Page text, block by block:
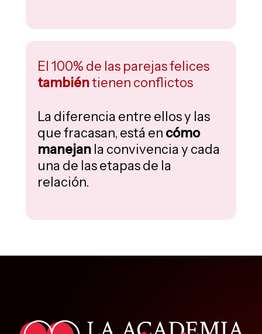
El 100% de las parejas felices
tambiéntienen conflictos
La diferencia entre ellos y las
que fracasan, está en cómo
manejan la convivencia y cada
una de las etapas de la
relación.